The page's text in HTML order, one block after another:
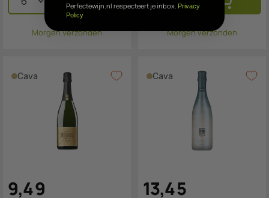
Morgen verzonden Morgen verzonden
Cava
9,49
Cava
13,45
Perfectewijn.nl respecteert je inbox. Privacy
Policy